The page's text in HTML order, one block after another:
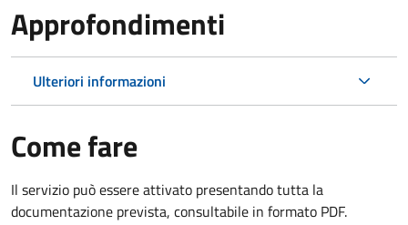
Approfondimenti
Ulteriori informazioni
Come fare
Il servizio può essere attivato presentando tutta la
documentazione prevista, consultabile in formato PDF.